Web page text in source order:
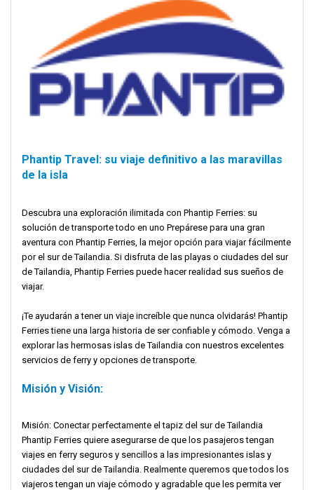
Phantip Travel: su viaje definitivo a las maravillas
de la isla
Descubra una exploración ilimitada con Phantip Ferries: su
solución de transporte todo en uno Prepárese para una gran
aventura con Phantip Ferries, la mejor opción para viajar fácilmente
por el sur de Tailandia. Si disfruta de las playas o ciudades del sur
de Tailandia, Phantip Ferries puede hacer realidad sus sueños de
viajar.
¡Te ayudarán a tener un viaje increíble que nunca olvidarás! Phantip
Ferries tiene una larga historia de ser confiable y cómodo. Venga a
explorar las hermosas islas de Tailandia con nuestros excelentes
servicios de ferry y opciones de transporte.
Misión y Visión:
Misión: Conectar perfectamente el tapiz del sur de Tailandia
Phantip Ferries quiere asegurarse de que los pasajeros tengan
viajes en ferry seguros y sencillos a las impresionantes islas y
ciudades del sur de Tailandia. Realmente queremos que todos los
viajeros tengan un viaje cómodo y agradable que les permita ver